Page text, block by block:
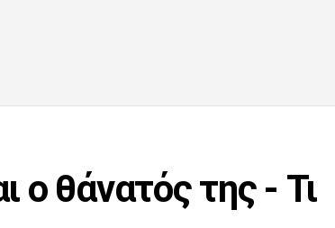
ο θάνατός της - Τι